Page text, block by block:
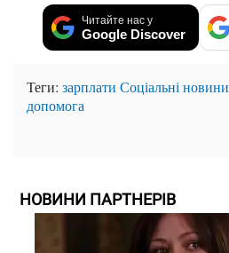
Читайте нас у
Google Discover
Теги: зарплати Соціальні новини
допомога
НОВИНИ ПАРТНЕРІВ